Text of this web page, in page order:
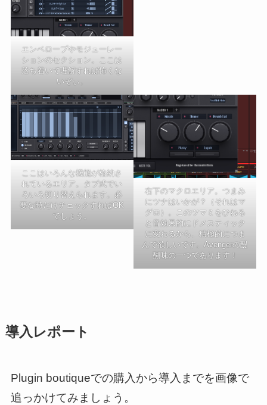
エンベロープやモジューレー
ションのセクション。ここは
落ち着いて理解すれば怖くな
いぞぃ。
ここはいろんな機能が格納さ
れているエリア。タブ式でい
ろいろ切り替えられます。必
要な時だけチェックすればOK
でしょう。
右下のマクロエリア。つまみ
にツナはいかが？（それはマ
グロ）。このツマミをひねる
と音効果的にドメスティック
に変わるから、積極的につま
んで欲しいです。Avengerの醍
醐味の一つであります！
導入レポート
Plugin boutiqueでの購入から導入までを画像で
追っかけてみましょう。